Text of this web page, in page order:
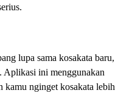
lupa sama kosakata baru,
Aplikasi ini menggunakan
kamu nginget kosakata lebih